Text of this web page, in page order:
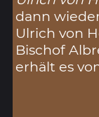
dann
Ulrich von
Bischof
erhält es